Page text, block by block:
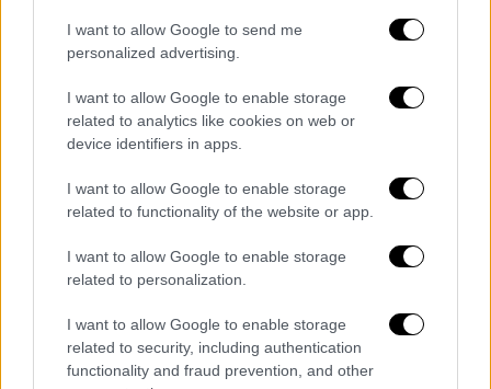
I want to allow Google to send me
personalized advertising.
I want to allow Google to enable storage
related to analytics like cookies on web or
device identifiers in apps.
I want to allow Google to enable storage
related to functionality of the website or app.
I want to allow Google to enable storage
related to personalization.
I want to allow Google to enable storage
related to security, including authentication
functionality and fraud prevention, and other
Κόσμος|30.11.2025 08:38
Live από το Φανάρι η Θεία Λειτουργία για